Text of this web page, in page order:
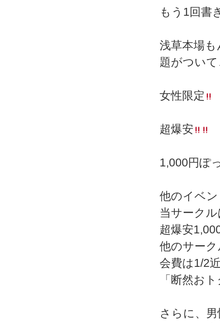
もう1回書
浅草本場
題がつい
女性限定
超爆安
1,000円ぽ
他のイベ
当サーク
超爆安
他のサー
会費は1/2
「断然お
さらに、